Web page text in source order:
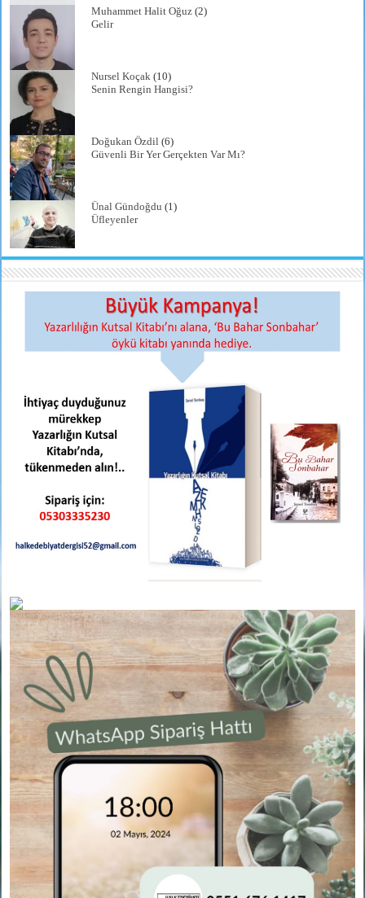
Muhammet Halit Oğuz (2)
Gelir
Nursel Koçak (10)
Senin Rengin Hangisi?
Doğukan Özdil (6)
Güvenli Bir Yer Gerçekten Var Mı?
Ünal Gündoğdu (1)
Üfleyenler